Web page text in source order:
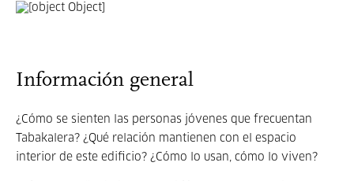
Información general
¿Cómo se sienten las personas jóvenes que frecuentan
Tabakalera? ¿Qué relación mantienen con el espacio
interior de este edificio? ¿Cómo lo usan, cómo lo viven?